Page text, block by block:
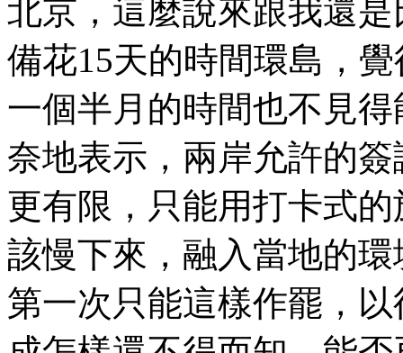
北京，這麼說來跟我還
備花15天的時間環島，
一個半月的時間也不見
奈地表示，兩岸允許的
更有限，只能用打卡式
該慢下來，融入當地的
第一次只能這樣作罷，